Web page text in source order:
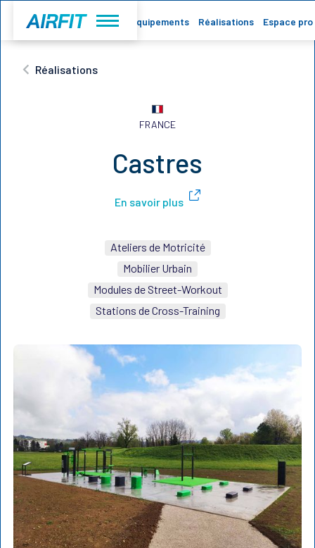
Accueil Equipements Réalisations Espace pro
Réalisations
FRANCE
Castres
En savoir plus
Ateliers de Motricité
Mobilier Urbain
Modules de Street-Workout
Stations de Cross-Training